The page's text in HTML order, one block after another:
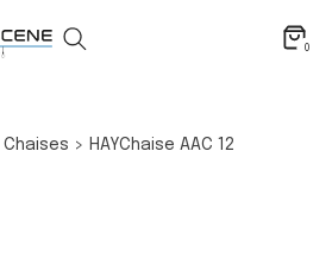
0
Chaises > HAYChaise AAC 12